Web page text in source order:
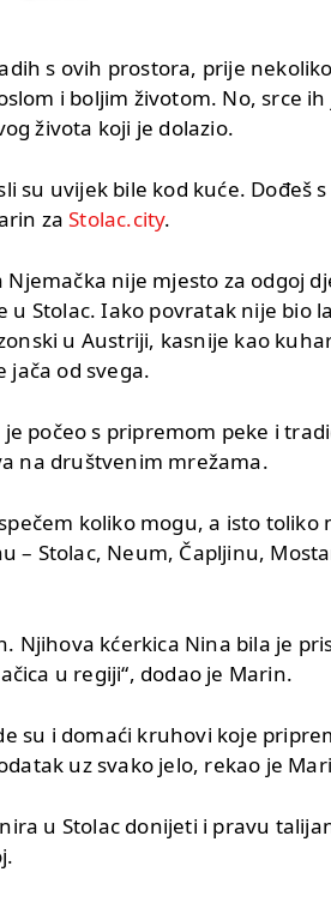
s ovih prostora, prije
i boljim životom. No, srce ih
života koji je dolazio.
su uvijek bile kod kuće. Dođeš
zaStolac.city.
nije mjesto za odgoj
Stolac. Iako povratak nije bio
u Austriji, kasnije kao
jača od svega.
počeo s pripremom peke i
na društvenim mrežama.
koliko mogu, a isto toliko
– Stolac, Neum, Čapljinu,
Njihova kćerkica Nina bila je
u regiji“, dodao je Marin.
su i domaći kruhovi koje
uz svako jelo, rekao je
u Stolac donijeti i pravu